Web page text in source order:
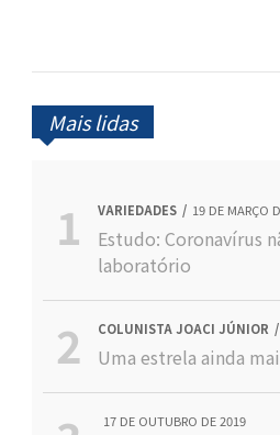
Mais lidas
VARIEDADES 19 DE MARÇO
Estudo: Coronavírus
laboratório
COLUNISTA JOACI JÚNIOR
Uma estrela ainda
17 DE OUTUBRO DE 2019